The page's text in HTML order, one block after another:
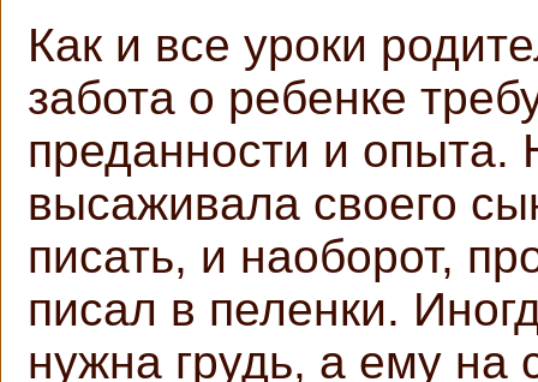
Как и все уроки
забота о ребенке
преданности и опыта.
высаживала своего
писать, и наоборот,
писал в пеленки.
нужна грудь, а ему на